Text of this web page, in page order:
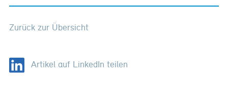
Zurück zur Übersicht
Artikel auf LinkedIn teilen